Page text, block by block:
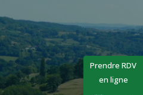
Prendre RDV
en ligne